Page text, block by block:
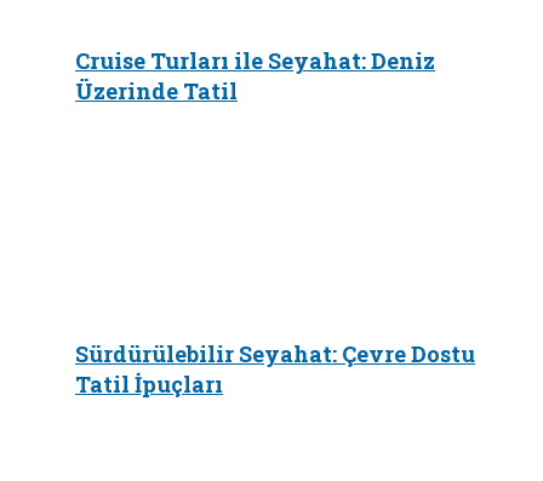
Cruise Turları ile Seyahat: Deniz
Üzerinde Tatil
Sürdürülebilir Seyahat: Çevre Dostu
Tatil İpuçları